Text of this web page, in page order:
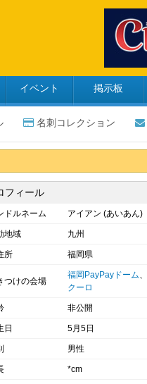
イベント 掲示板
名刺コレクション
フィール
ドルネーム アイアン (あいあん)
地域 九州
所 福岡県
つけの会場
福岡PayPayドーム、
クーロ
非公開
日 5月5日
男性
*cm